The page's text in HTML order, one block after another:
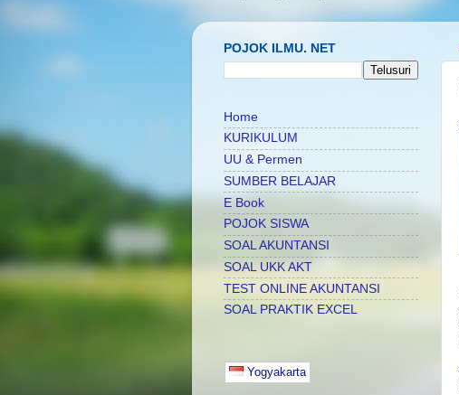
POJOK ILMU. NET
Home
KURIKULUM
UU & Permen
SUMBER BELAJAR
E Book
POJOK SISWA
SOAL AKUNTANSI
SOAL UKK AKT
TEST ONLINE AKUNTANSI
SOAL PRAKTIK EXCEL
Yogyakarta